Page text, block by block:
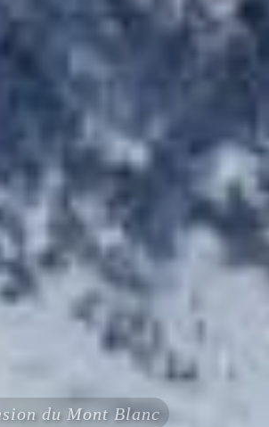
du Mont Blanc